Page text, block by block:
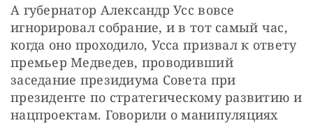
А губернатор Александр Усс вовсе
игнорировал собрание, и в тот самый час,
когда оно проходило, Усса призвал к ответу
премьер Медведев, проводивший
заседание президиума Совета при
президенте по стратегическому развитию и
нацпроектам. Говорили о манипуляциях